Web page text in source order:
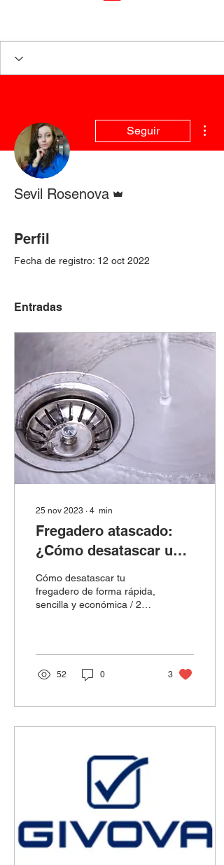
Seguir
Sevil Rosenova
Perfil
Fecha de registro: 12 oct 2022
Entradas
25 nov 2023 ∙ 4 min
Fregadero atascado:
¿Cómo desatascar un
fregadero?
Cómo desatascar tu
fregadero de forma rápida,
sencilla y económica / 2
52 0 3